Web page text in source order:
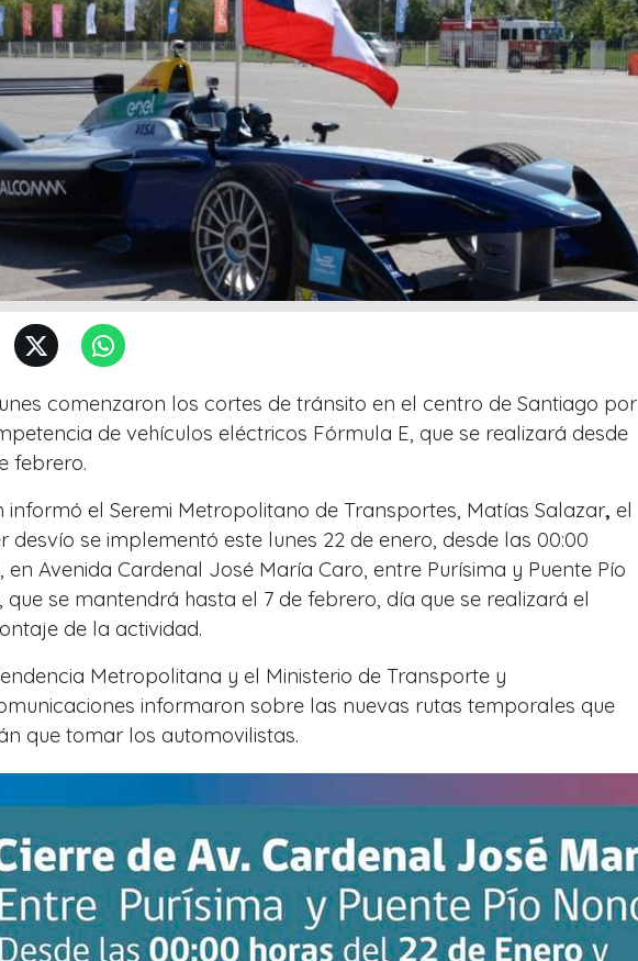
comenzaron los cortes de tránsito en el centro de Santiago por
de vehículos eléctricos Fórmula E, que se realizará desde
febrero.
informó el Seremi Metropolitano de Transportes, Matías Salazar, el
desvío se implementó este lunes 22 de enero, desde las 00:00
en Avenida Cardenal José María Caro, entre Purísima y Puente Pío
que se mantendrá hasta el 7 de febrero, día que se realizará el
de la actividad.
Metropolitana y el Ministerio de Transporte y
informaron sobre las nuevas rutas temporales que
que tomar los automovilistas.